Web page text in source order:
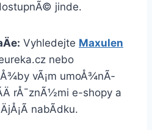
jinde.
Vyhledejte Maxulen
nebo
vÃ¡m umoÅ¾nÃ­
rÅ¯znÃ½mi e-shopy a
nabÃ­dku.